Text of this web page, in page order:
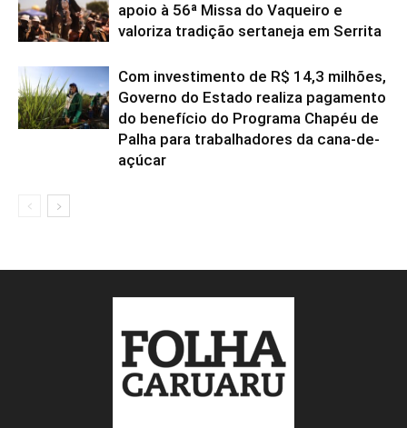
apoio à 56ª Missa do Vaqueiro e
valoriza tradição sertaneja em Serrita
Com investimento de R$ 14,3 milhões,
Governo do Estado realiza pagamento
do benefício do Programa Chapéu de
Palha para trabalhadores da cana-de-
açúcar